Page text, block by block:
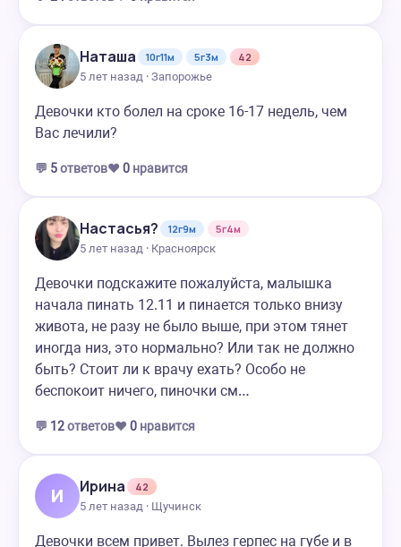
Наташа 10г11м 5г3м
42
5 лет назад · Запорожье
Девочки кто болел на сроке 16-17 недель, чем
Вас лечили?
💬 5ответов❤️ 0 нравится
Настасья? 12г9м
5г4м
5 лет назад · Красноярск
Девочки подскажите пожалуйста, малышка
начала пинать 12.11 и пинается только внизу
живота, не разу не было выше, при этом тянет
иногда низ, это нормально? Или так не должно
быть? Стоит ли к врачу ехать? Особо не
беспокоит ничего, пиночки см…
💬 12ответов❤️ 0 нравится
И Ирина
42
5 лет назад · Щучинск
Девочки всем привет. Вылез герпес на губе и в